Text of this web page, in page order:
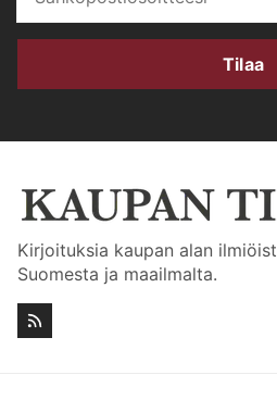
Tilaa
Kirjoituksia kaupan alan
Suomesta ja maailmalta.